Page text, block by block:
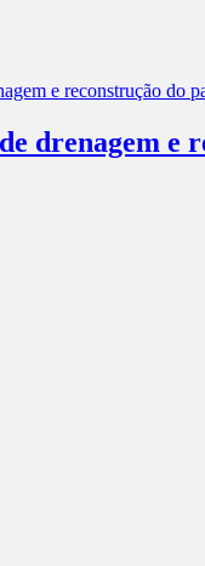
drenagem e